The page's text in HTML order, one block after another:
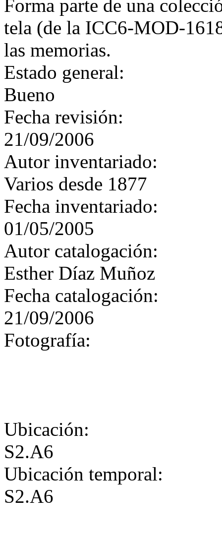
Forma parte de una
tela (de la ICC6-MOD-
las memorias.
Estado general:
Bueno
Fecha revisión:
21/09/2006
Autor inventariado:
Varios desde 1877
Fecha inventariado:
01/05/2005
Autor catalogación:
Esther Díaz Muñoz
Fecha catalogación:
21/09/2006
Fotografía:
Ubicación:
S2.A6
Ubicación temporal:
S2.A6